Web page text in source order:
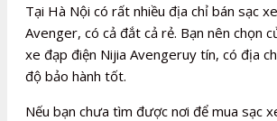
Tại Hà Nội có rất nhiều địa chỉ bán sạc
Avenger, có cả đắt cả rẻ. Bạn nên chọn
xe đạp điện Nijia Avengeruy tín, có địa
độ bảo hành tốt.
Nếu bạn chưa tìm được nơi để mua sạc